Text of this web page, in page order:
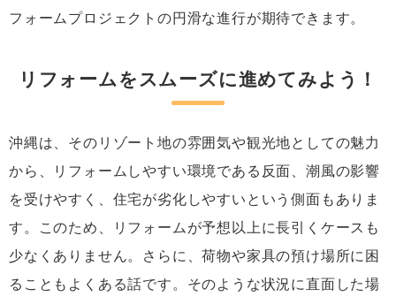
フォームプロジェクトの円滑な進行が期待できます。
リフォームをスムーズに進めてみよう！
沖縄は、そのリゾート地の雰囲気や観光地としての魅力
から、リフォームしやすい環境である反面、潮風の影響
を受けやすく、住宅が劣化しやすいという側面もありま
す。このため、リフォームが予想以上に長引くケースも
少なくありません。さらに、荷物や家具の預け場所に困
ることもよくある話です。そのような状況に直面した場